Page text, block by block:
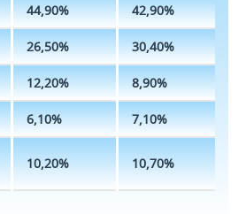
44,90% 42,90%
26,50% 30,40%
12,20% 8,90%
6,10% 7,10%
10,20% 10,70%